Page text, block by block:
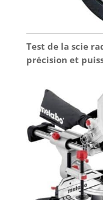
Test de la scie
précision et